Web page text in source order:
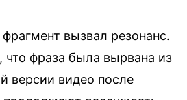
вызвал резонанс.
что фраза была вырвана из
версии видео после